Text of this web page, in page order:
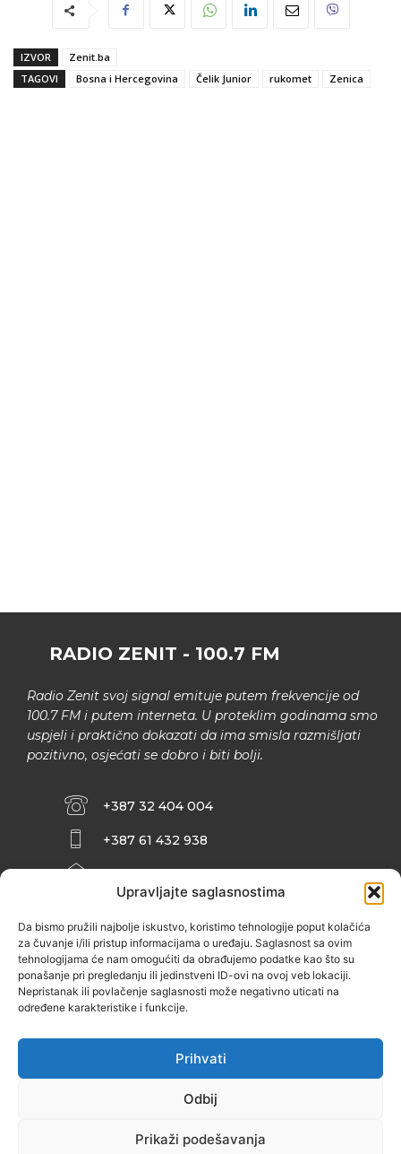
Upravljajte saglasnostima
Da bismo pružili najbolje iskustvo, koristimo tehnologije poput kolačića
za čuvanje i/ili pristup informacijama o uređaju. Saglasnost sa ovim
tehnologijama će nam omogućiti da obrađujemo podatke kao što su
ponašanje pri pregledanju ili jedinstveni ID-ovi na ovoj veb lokaciji.
Nepristanak ili povlačenje saglasnosti može negativno uticati na
određene karakteristike i funkcije.
Prihvati
Odbij
Prikaži podešavanja
IZVOR
Zenit.ba
TAGOVI
Bosna i Hercegovina Čelik Junior rukomet Zenica
RADIO ZENIT - 100.7 FM
Radio Zenit svoj signal emituje putem frekvencije od
100.7 FM i putem interneta. U proteklim godinama smo
uspjeli i praktično dokazati da ima smisla razmišljati
pozitivno, osjećati se dobro i biti bolji.
+387 32 404 004
+387 61 432 938
INFO@ZENIT.BA
ZENIČANKA, 3. SPRAT), 72000 ZENICA